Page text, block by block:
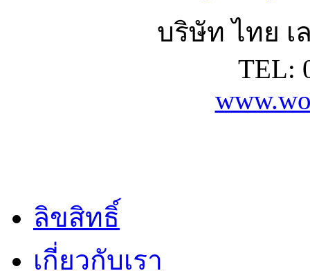
บริษัท ไทย เ
TEL:
ลิขสิทธิ์
เกี่ยวกับเรา